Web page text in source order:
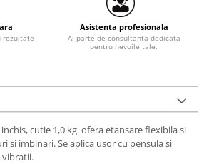
rezultate
Asistenta profesionala
Ai parte de consultanta dedicata
pentru nevoile tale.
cutie 1,0 kg. ofera etansare flexibila si
si imbinari. Se aplica usor cu pensula si
vibratii.